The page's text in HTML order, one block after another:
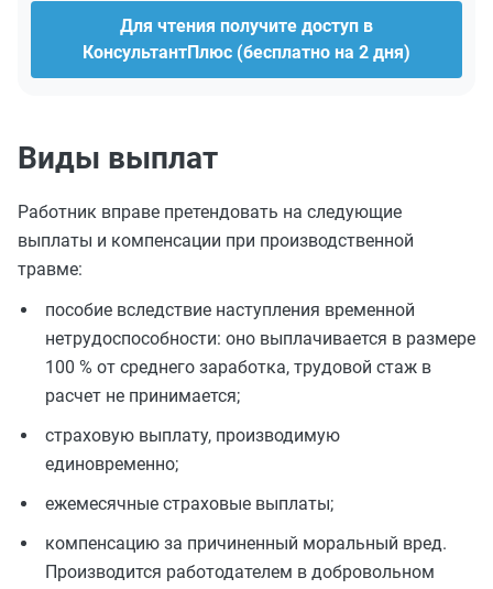
Для чтения получите доступ в
КонсультантПлюс (бесплатно на 2 дня)
Виды выплат
Работник вправе претендовать на следующие
выплаты и компенсации при производственной
травме:
пособие вследствие наступления временной
нетрудоспособности: оно выплачивается в размере
100 % от среднего заработка, трудовой стаж в
расчет не принимается;
страховую выплату, производимую
единовременно;
ежемесячные страховые выплаты;
компенсацию за причиненный моральный вред.
Производится работодателем в добровольном